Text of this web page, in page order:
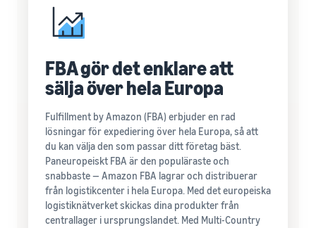
FBA gör det enklare att
sälja över hela Europa
Fulfillment by Amazon (FBA) erbjuder en rad
lösningar för expediering över hela Europa, så att
du kan välja den som passar ditt företag bäst.
Paneuropeiskt FBA är den populäraste och
snabbaste — Amazon FBA lagrar och distribuerar
från logistikcenter i hela Europa. Med det europeiska
logistiknätverket skickas dina produkter från
centrallager i ursprungslandet. Med Multi-Country